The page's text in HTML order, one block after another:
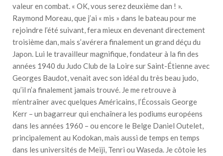
valeur en combat. « OK, vous serez deuxième dan ! ».
Raymond Moreau, que j’ai « mis » dans le bateau pour me
rejoindre l’été suivant, fera mieux en devenant directement
troisième dan, mais s’avérera finalement un grand déçu du
Japon. Lui le travailleur magnifique, fondateur à la fin des
années 1940 du Judo Club de la Loire sur Saint-Étienne avec
Georges Baudot, venait avec son idéal du très beau judo,
qu’il n’a finalement jamais trouvé. Je me retrouve à
m’entraîner avec quelques Américains, l’Écossais George
Kerr – un bagarreur qui enchaînera les podiums européens
dans les années 1960 – ou encore le Belge Daniel Outelet,
principalement au Kodokan, mais aussi de temps en temps
dans les universités de Meiji, Tenri ou Waseda. Je côtoie les